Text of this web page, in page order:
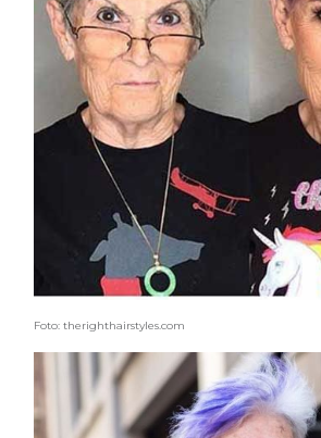
Foto: therighthairstyles.com